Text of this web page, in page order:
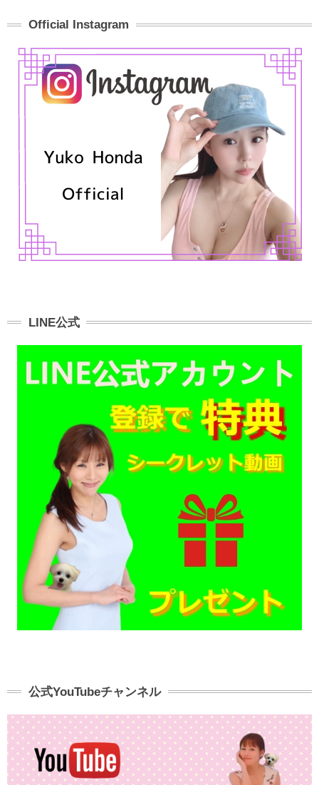
Official Instagram
LINE公式
公式YouTubeチャンネル